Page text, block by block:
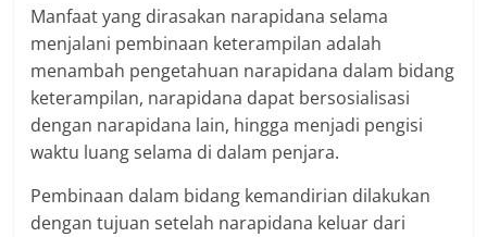
Manfaat yang dirasakan narapidana selama
menjalani pembinaan keterampilan adalah
menambah pengetahuan narapidana dalam bidang
keterampilan, narapidana dapat bersosialisasi
dengan narapidana lain, hingga menjadi pengisi
waktu luang selama di dalam penjara.
Pembinaan dalam bidang kemandirian dilakukan
dengan tujuan setelah narapidana keluar dari